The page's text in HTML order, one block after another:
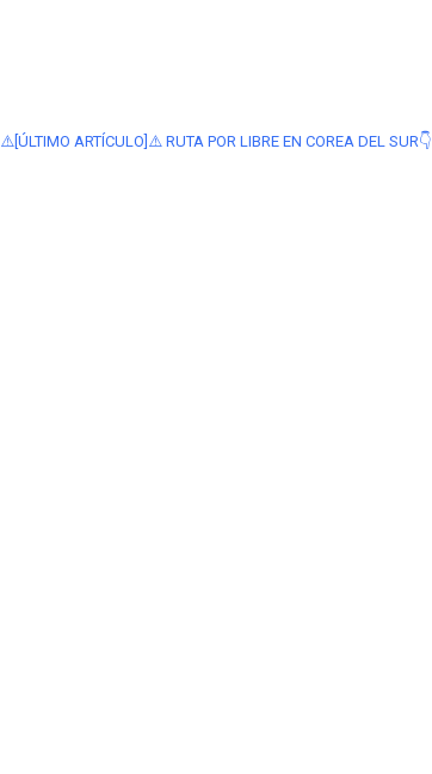
⚠️[ÚLTIMO ARTÍCULO]⚠️ RUTA POR LIBRE EN COREA DEL SUR👇